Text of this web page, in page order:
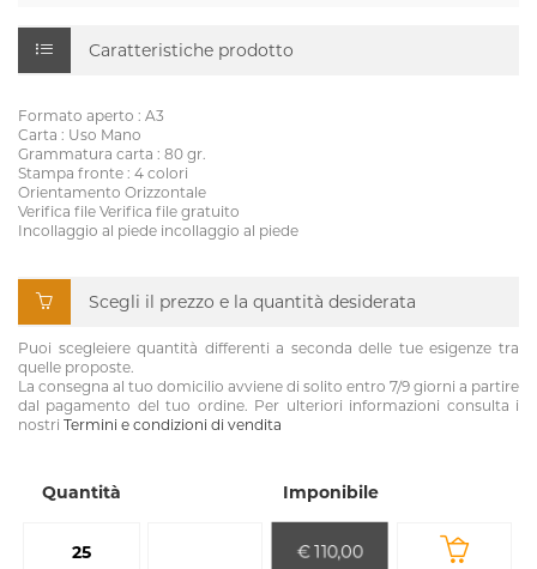
Caratteristiche prodotto
Formato aperto : A3
Carta : Uso Mano
Grammatura carta : 80 gr.
Stampa fronte : 4 colori
Orientamento Orizzontale
Verifica file Verifica file gratuito
Incollaggio al piede incollaggio al piede
Scegli il prezzo e la quantità desiderata
Puoi scegleiere quantità differenti a seconda delle tue esigenze tra
quelle proposte.
La consegna al tuo domicilio avviene di solito entro 7/9 giorni a partire
dal pagamento del tuo ordine. Per ulteriori informazioni consulta i
nostri Termini e condizioni di vendita
Quantità Imponibile
25 € 110,00